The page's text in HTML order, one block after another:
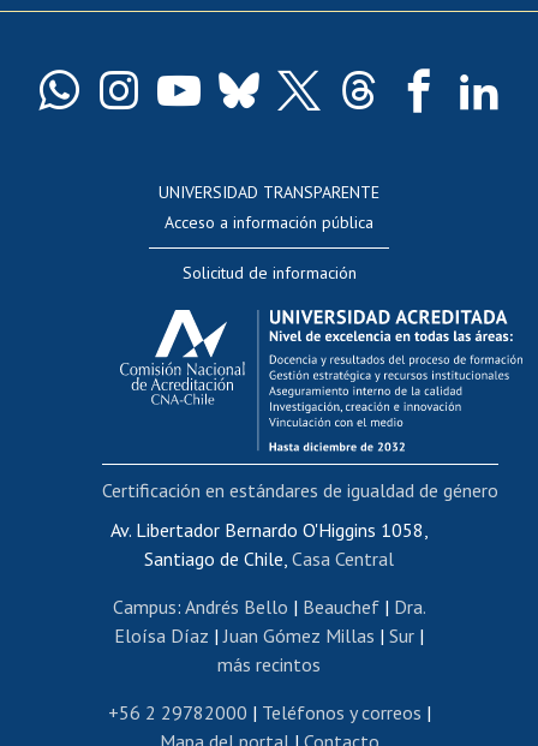
Docentes
Perfeccionamiento
Editar Portafolio Académico
Evaluación docente
Calificación académica
Postulación al AUCAI
Funcionarias/os
Cursos internos de capacitación
Bienestar del personal
Portal de movilidad interna
Certificado de renta
Certificado de renta honorarios
Editar páginas blancas
Extranjeras/os
Revalidación y reconocimiento de títulos
UNIVERSIDAD TRANSPARENTE
Acceso a información pública
Solicitud de información
Av. Libertador Bernardo O'Higgins 1058,
Santiago de Chile, Casa Central
Campus: Andrés Bello | Beauchef| Dra.
Eloísa Díaz | Juan Gómez Millas | Sur |
más recintos
+56 2 29782000 | Teléfonos y correos |
Mapa del portal | Contacto
Certificación en estándares de igualdad de género